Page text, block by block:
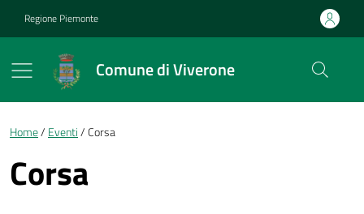
Regione Piemonte
Comune di Viverone
Briciole di pane
Home Eventi Corsa
Corsa